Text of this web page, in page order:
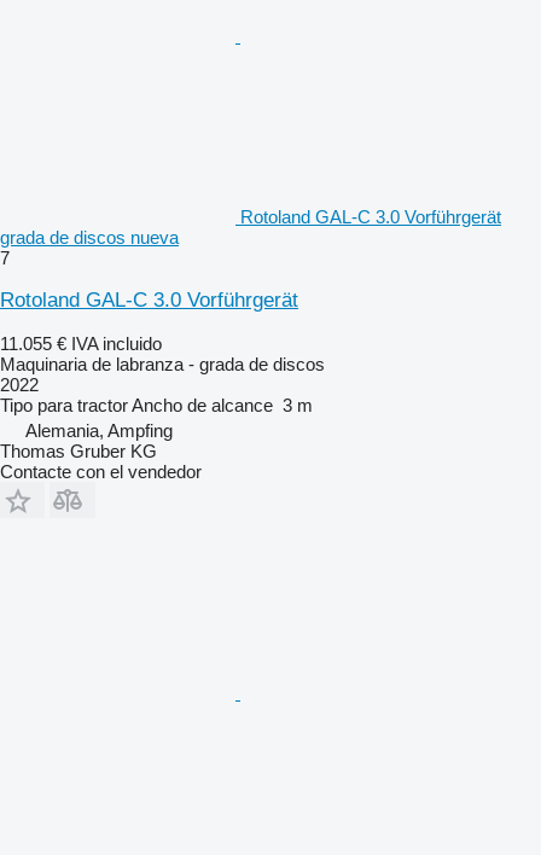
Rotoland GAL-C 3.0 Vorführgerät
grada de discos nueva
7
Rotoland GAL-C 3.0 Vorführgerät
11.055 € IVA incluido
Maquinaria de labranza - grada de discos
2022
Tipo para tractorAncho de alcance 3 m
Alemania, Ampfing
Thomas Gruber KG
Contacte con el vendedor